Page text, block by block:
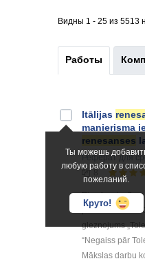
Видны 1 - 25 из 5513
Работы
Ты можешь
любую работу в
пожеланий.
Круто!
Itālijas
manierisma
renesanses
Рефератдля
Pie
pieskaitīts arī
gleznojums
“Negaiss pār
Mākslas darbu